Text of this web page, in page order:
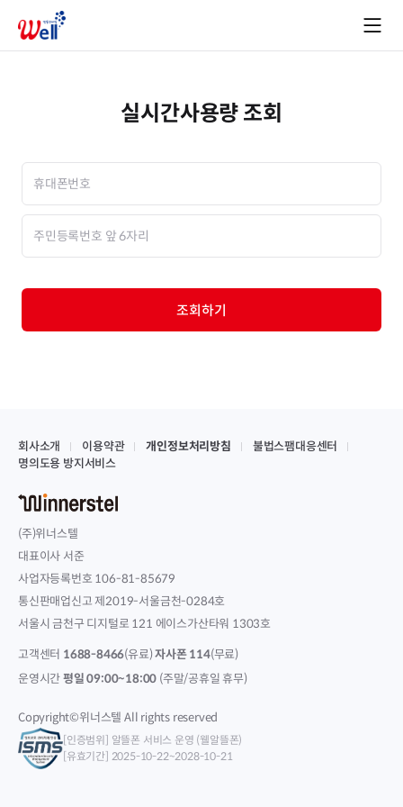
실시간사용량 조회
조회하기
회사소개 이용약관 개인정보처리방침
불법스팸대응센터
명의도용 방지서비스
(주)위너스텔
대표이사 서준
사업자등록번호 106-81-85679
통신판매업신고 제2019-서울금천-0284호
서울시 금천구 디지털로 121 에이스가산타워 1303호
고객센터 1688-8466(유료)자사폰 114(무료)
운영시간평일 09:00~18:00 (주말/공휴일 휴무)
Copyright©위너스텔 All rights reserved
[인증범위] 알뜰폰 서비스 운영 (웰알뜰폰)
[유효기간] 2025-10-22~2028-10-21